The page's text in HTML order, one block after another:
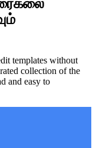
templates without
collection of the
and easy to